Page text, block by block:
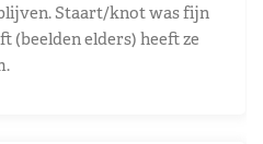
Staart/knot was fijn
(beelden elders) heeft ze